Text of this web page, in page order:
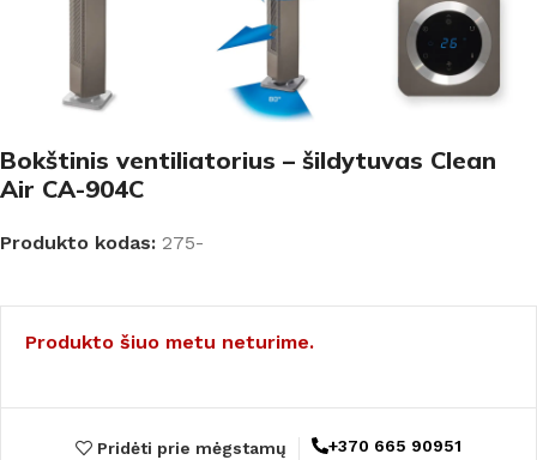
Bokštinis ventiliatorius – šildytuvas Clean
Air CA-904C
Produkto kodas: 275-
Produkto šiuo metu neturime.
Pridėti prie mėgstamų +370 665 90951